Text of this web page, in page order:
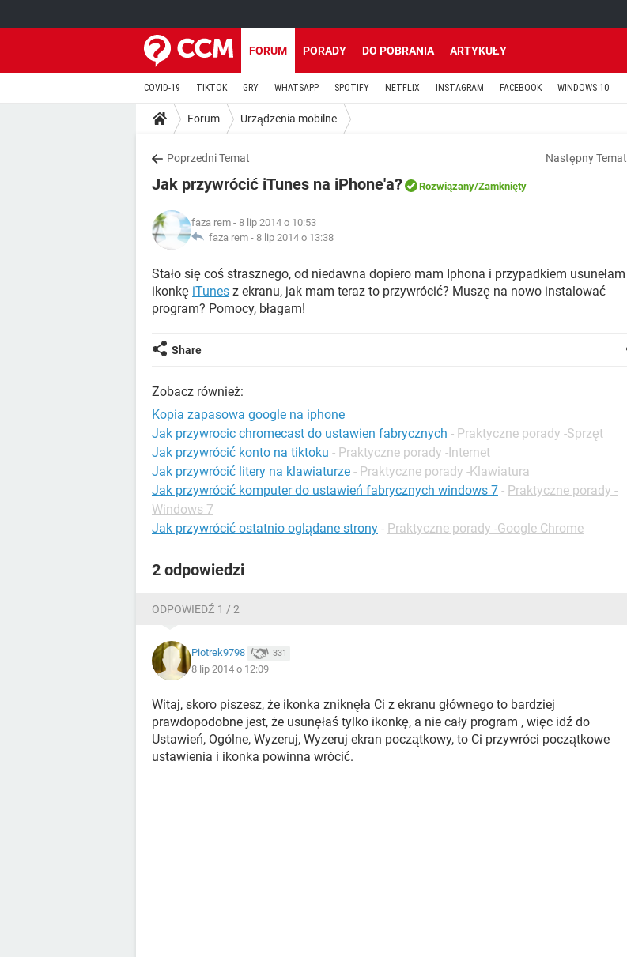
FORUM PORADY DO POBRANIA ARTYKUŁY
COVID-19 TIKTOK GRY WHATSAPP SPOTIFY NETFLIX INSTAGRAM FACEBOOK WINDOWS 10
Forum Urządzenia mobilne
Poprzedni Temat Następny Temat
Jak przywrócić iTunes na iPhone'a? Rozwiązany/Zamknięty
faza rem - 8 lip 2014 o 10:53
faza rem - 8 lip 2014 o 13:38
Stało się coś strasznego, od niedawna dopiero mam Iphona i przypadkiem usunełam
ikonkę iTunes z ekranu, jak mam teraz to przywrócić? Muszę na nowo instalować
program? Pomocy, błagam!
Share
Zobacz również:
Kopia zapasowa google na iphone
Jak przywrocic chromecast do ustawien fabrycznych - Praktyczne porady -Sprzęt
Jak przywrócić konto na tiktoku - Praktyczne porady -Internet
Jak przywrócić litery na klawiaturze - Praktyczne porady -Klawiatura
Jak przywrócić komputer do ustawień fabrycznych windows 7 - Praktyczne porady -
Windows 7
Jak przywrócić ostatnio oglądane strony - Praktyczne porady -Google Chrome
2 odpowiedzi
ODPOWIEDŹ 1 / 2
Piotrek9798 331
8 lip 2014 o 12:09
Witaj, skoro piszesz, że ikonka zniknęła Ci z ekranu głównego to bardziej
prawdopodobne jest, że usunęłaś tylko ikonkę, a nie cały program , więc idź do
Ustawień, Ogólne, Wyzeruj, Wyzeruj ekran początkowy, to Ci przywróci początkowe
ustawienia i ikonka powinna wrócić.